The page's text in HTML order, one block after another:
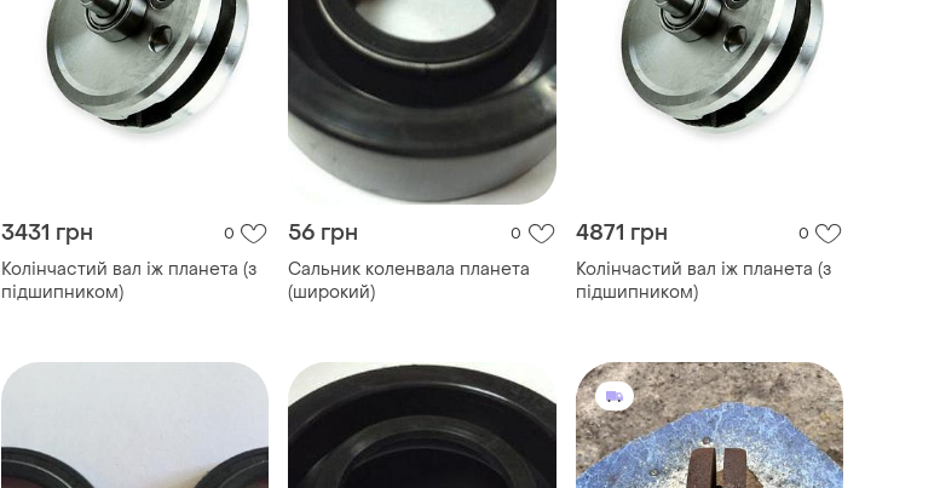
3431 грн 0
Колінчастий вал іж планета (з
підшипником)
56 грн 0
Сальник коленвала планета
(широкий)
4871 грн 0
Колінчастий вал іж планета (з
підшипником)